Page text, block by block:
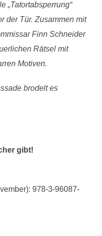
„Tatortabsperrung“
der Tür. Zusammen mit
Finn Schneider
Rätsel mit
Motiven.
brodelt es
gibt!
978-3-96087-